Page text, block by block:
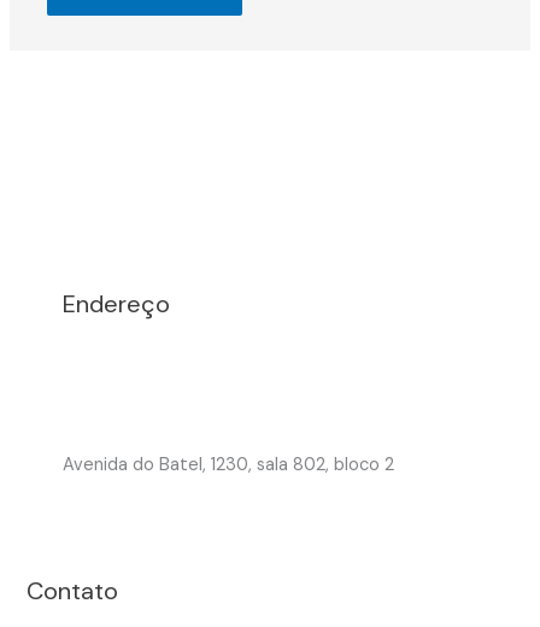
Endereço
Avenida do Batel, 1230, sala 802, bloco 2
Contato